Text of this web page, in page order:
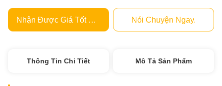
Nhận Được Giá Tốt Nhất Nói Chuyện Ngay.
Thông Tin Chi Tiết Mô Tả Sản Phẩm